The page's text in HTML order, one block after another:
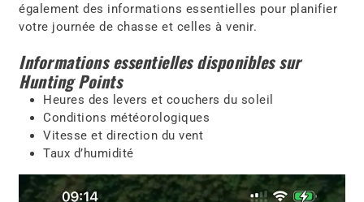
également des informations essentielles pour planifier
votre journée de chasse et celles à venir.
Informations essentielles disponibles sur
Hunting Points
Heures des levers et couchers du soleil
Conditions météorologiques
Vitesse et direction du vent
Taux d’humidité